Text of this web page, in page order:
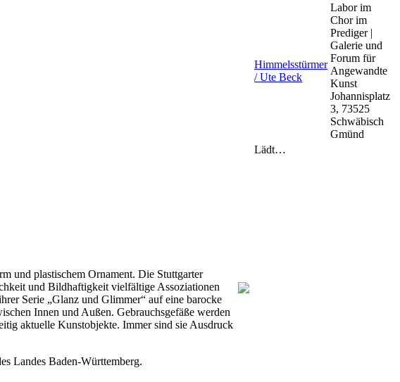
Himmelsstürmer
/ Ute Beck
Labor im
Chor im
Prediger |
Galerie und
Forum für
Angewandte
Kunst
Johannisplatz
3, 73525
Schwäbisch
Gmünd
Lädt…
und plastischem Ornament. Die Stuttgarter
und Bildhaftigkeit vielfältige Assoziationen
Serie „Glanz und Glimmer“ auf eine barocke
Innen und Außen. Gebrauchsgefäße werden
aktuelle Kunstobjekte. Immer sind sie Ausdruck
Landes Baden-Württemberg.